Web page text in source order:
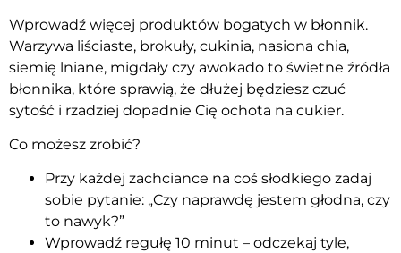
Wprowadź więcej produktów bogatych w błonnik.
Warzywa liściaste, brokuły, cukinia, nasiona chia,
siemię lniane, migdały czy awokado to świetne źródła
błonnika, które sprawią, że dłużej będziesz czuć
sytość i rzadziej dopadnie Cię ochota na cukier.
Co możesz zrobić?
Przy każdej zachciance na coś słodkiego zadaj
sobie pytanie: „Czy naprawdę jestem głodna, czy
to nawyk?”
Wprowadź regułę 10 minut – odczekaj tyle,